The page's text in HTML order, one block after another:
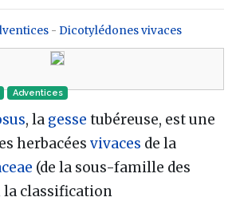
,rechercher
- Dicotylédones vivaces
Adventices
, la gesse tubéreuse, est une
herbacées vivaces de la
(de la sous-famille des
la classification